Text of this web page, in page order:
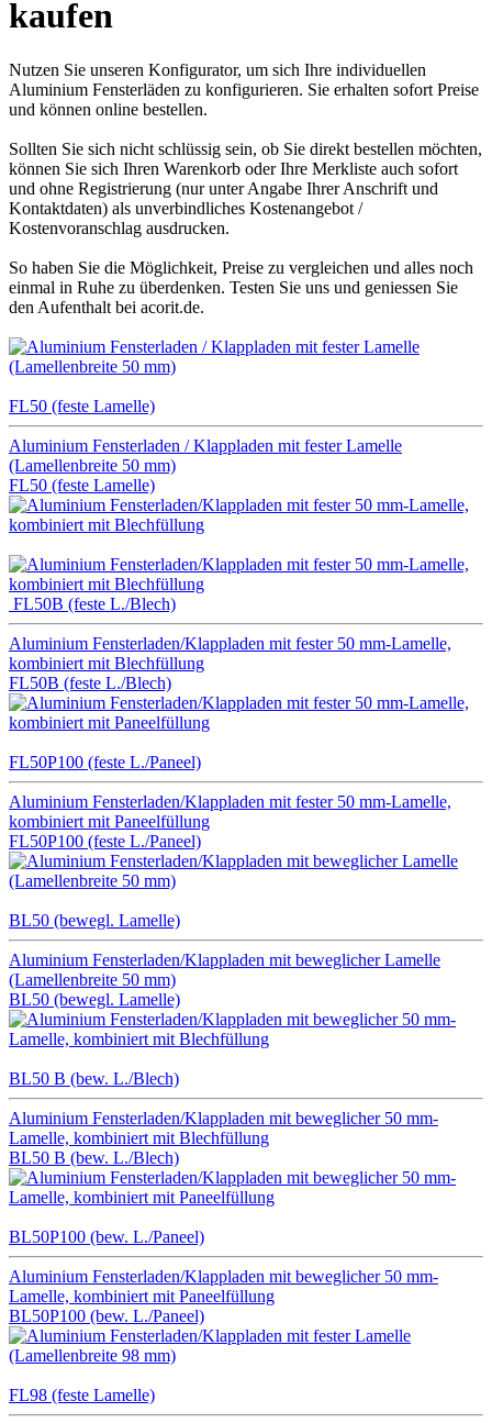
kaufen
Nutzen Sie unseren Konfigurator, um sich Ihre individuellen
Aluminium Fensterläden zu konfigurieren. Sie erhalten sofort Preise
und können online bestellen.
Sollten Sie sich nicht schlüssig sein, ob Sie direkt bestellen möchten,
können Sie sich Ihren Warenkorb oder Ihre Merkliste auch sofort
und ohne Registrierung (nur unter Angabe Ihrer Anschrift und
Kontaktdaten) als unverbindliches Kostenangebot /
Kostenvoranschlag ausdrucken.
So haben Sie die Möglichkeit, Preise zu vergleichen und alles noch
einmal in Ruhe zu überdenken. Testen Sie uns und geniessen Sie
den Aufenthalt bei acorit.de.
FL50 (feste Lamelle)
Aluminium Fensterladen / Klappladen mit fester Lamelle
(Lamellenbreite 50 mm)
FL50 (feste Lamelle)
FL50B (feste L./Blech)
Aluminium Fensterladen/Klappladen mit fester 50 mm-Lamelle,
kombiniert mit Blechfüllung
FL50B (feste L./Blech)
FL50P100 (feste L./Paneel)
Aluminium Fensterladen/Klappladen mit fester 50 mm-Lamelle,
kombiniert mit Paneelfüllung
FL50P100 (feste L./Paneel)
BL50 (bewegl. Lamelle)
Aluminium Fensterladen/Klappladen mit beweglicher Lamelle
(Lamellenbreite 50 mm)
BL50 (bewegl. Lamelle)
BL50 B (bew. L./Blech)
Aluminium Fensterladen/Klappladen mit beweglicher 50 mm-
Lamelle, kombiniert mit Blechfüllung
BL50 B (bew. L./Blech)
BL50P100 (bew. L./Paneel)
Aluminium Fensterladen/Klappladen mit beweglicher 50 mm-
Lamelle, kombiniert mit Paneelfüllung
BL50P100 (bew. L./Paneel)
FL98 (feste Lamelle)